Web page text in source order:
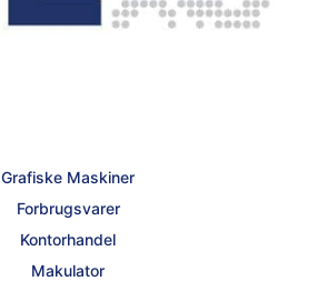
Grafiske Maskiner
Forbrugsvarer
Kontorhandel
Makulator